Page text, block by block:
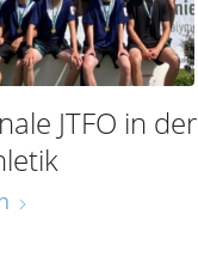
JTFO in der